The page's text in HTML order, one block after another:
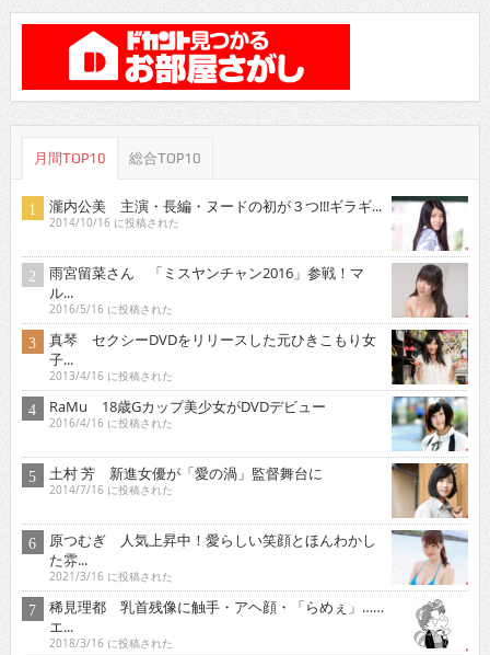
月間TOP10 総合TOP10
瀧内公美 主演・長編・ヌードの初が３つ!!!ギラギ...
2014/10/16 に投稿された
雨宮留菜さん 「ミスヤンチャン2016」参戦！マ
ル...
2016/5/16 に投稿された
真琴 セクシーDVDをリリースした元ひきこもり女
子...
2013/4/16 に投稿された
RaMu 18歳Gカップ美少女がDVDデビュー
2016/4/16 に投稿された
土村 芳 新進女優が「愛の渦」監督舞台に
2014/7/16 に投稿された
原つむぎ 人気上昇中！愛らしい笑顔とほんわかし
た雰...
2021/3/16 に投稿された
稀見理都 乳首残像に触手・アヘ顔・「らめぇ」……
エ...
2018/3/16 に投稿された